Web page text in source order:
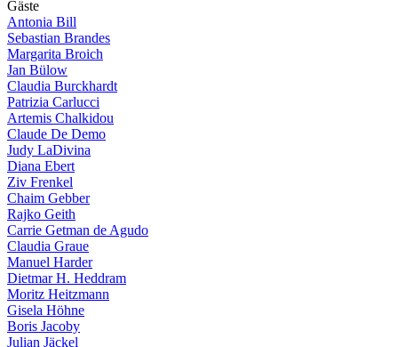
Gäste
Antonia Bill
Sebastian Brandes
Margarita Broich
Jan Bülow
Claudia Burckhardt
Patrizia Carlucci
Artemis Chalkidou
Claude De Demo
Judy LaDivina
Diana Ebert
Ziv Frenkel
Chaim Gebber
Rajko Geith
Carrie Getman de Agudo
Claudia Graue
Manuel Harder
Dietmar H. Heddram
Moritz Heitzmann
Gisela Höhne
Boris Jacoby
Julian Jäckel